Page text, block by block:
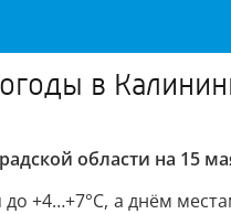
в
области на 15
+4…+7°C, а днём